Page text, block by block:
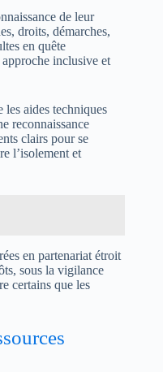
de leur
droits, démarches,
en quête
inclusive et
aides techniques
reconnaissance
clairs pour se
l’isolement et
en partenariat étroit
sous la vigilance
certains que les